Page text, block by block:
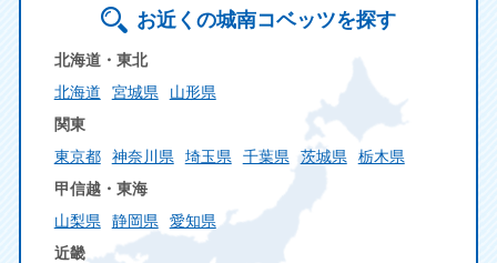
お近くの城南コベッツを探す
北海道・東北
北海道
宮城県
山形県
関東
東京都
神奈川県 埼玉県 千葉県 茨城県
栃木県
甲信越・東海
山梨県
静岡県
愛知県
近畿